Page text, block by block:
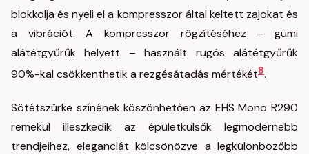
blokkolja és nyeli el a kompresszor által keltett zajokat és
a vibrációt. A kompresszor rögzítéséhez – gumi
alátétgyűrűk helyett – használt rugós alátétgyűrűk
90%-kal csökkenthetik a rezgésátadás mértékét8.
Sötétszürke színének köszönhetően az EHS Mono R290
remekül illeszkedik az épületkülsők legmodernebb
trendjeihez, eleganciát kölcsönözve a legkülönbözőbb